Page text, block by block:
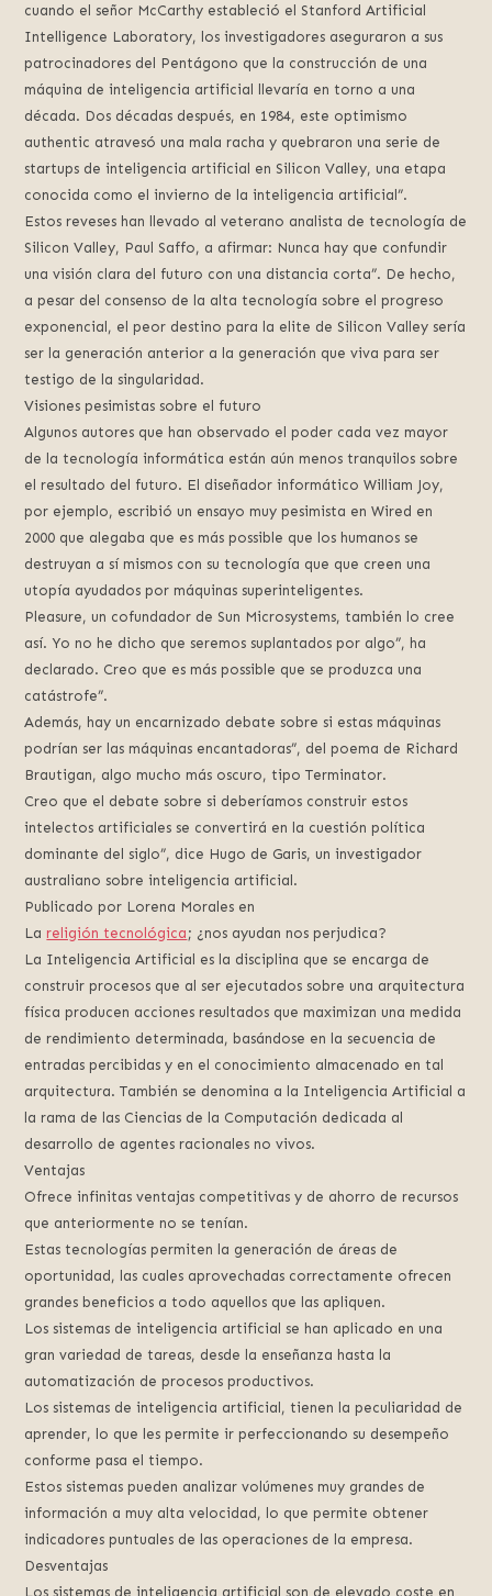
cuando el señor McCarthy estableció el Stanford Artificial
Intelligence Laboratory, los investigadores aseguraron a sus
patrocinadores del Pentágono que la construcción de una
máquina de inteligencia artificial llevaría en torno a una
década. Dos décadas después, en 1984, este optimismo
authentic atravesó una mala racha y quebraron una serie de
startups de inteligencia artificial en Silicon Valley, una etapa
conocida como el invierno de la inteligencia artificial”.
Estos reveses han llevado al veterano analista de tecnología de
Silicon Valley, Paul Saffo, a afirmar: Nunca hay que confundir
una visión clara del futuro con una distancia corta”. De hecho,
a pesar del consenso de la alta tecnología sobre el progreso
exponencial, el peor destino para la elite de Silicon Valley sería
ser la generación anterior a la generación que viva para ser
testigo de la singularidad.
Visiones pesimistas sobre el futuro
Algunos autores que han observado el poder cada vez mayor
de la tecnología informática están aún menos tranquilos sobre
el resultado del futuro. El diseñador informático William Joy,
por ejemplo, escribió un ensayo muy pesimista en Wired en
2000 que alegaba que es más possible que los humanos se
destruyan a sí mismos con su tecnología que que creen una
utopía ayudados por máquinas superinteligentes.
Pleasure, un cofundador de Sun Microsystems, también lo cree
así. Yo no he dicho que seremos suplantados por algo”, ha
declarado. Creo que es más possible que se produzca una
catástrofe”.
Además, hay un encarnizado debate sobre si estas máquinas
podrían ser las máquinas encantadoras”, del poema de Richard
Brautigan, algo mucho más oscuro, tipo Terminator.
Creo que el debate sobre si deberíamos construir estos
intelectos artificiales se convertirá en la cuestión política
dominante del siglo”, dice Hugo de Garis, un investigador
australiano sobre inteligencia artificial.
Publicado por Lorena Morales en
La religión tecnológica ; ¿nos ayudan nos perjudica?
La Inteligencia Artificial es la disciplina que se encarga de
construir procesos que al ser ejecutados sobre una arquitectura
física producen acciones resultados que maximizan una medida
de rendimiento determinada, basándose en la secuencia de
entradas percibidas y en el conocimiento almacenado en tal
arquitectura. También se denomina a la Inteligencia Artificial a
la rama de las Ciencias de la Computación dedicada al
desarrollo de agentes racionales no vivos.
Ventajas
Ofrece infinitas ventajas competitivas y de ahorro de recursos
que anteriormente no se tenían.
Estas tecnologías permiten la generación de áreas de
oportunidad, las cuales aprovechadas correctamente ofrecen
grandes beneficios a todo aquellos que las apliquen.
Los sistemas de inteligencia artificial se han aplicado en una
gran variedad de tareas, desde la enseñanza hasta la
automatización de procesos productivos.
Los sistemas de inteligencia artificial, tienen la peculiaridad de
aprender, lo que les permite ir perfeccionando su desempeño
conforme pasa el tiempo.
Estos sistemas pueden analizar volúmenes muy grandes de
información a muy alta velocidad, lo que permite obtener
indicadores puntuales de las operaciones de la empresa.
Desventajas
Los sistemas de inteligencia artificial son de elevado coste en